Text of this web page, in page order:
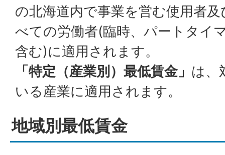
の北海道内で事業を営む使用者
べての労働者(臨時、パートタイ
含む)に適用されます。
「特定（産業別）最低賃金」 は、
いる産業に適用されます。
地域別最低賃金